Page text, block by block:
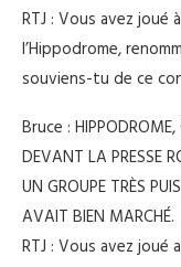
RTJ : Vous avez joué
l’Hippodrome,
souviens-tu de ce
Bruce : HIPPODROME,
DEVANT LA PRESSE
UN GROUPE TRÈS
AVAIT BIEN MARCHÉ.
RTJ : Vous avez joué